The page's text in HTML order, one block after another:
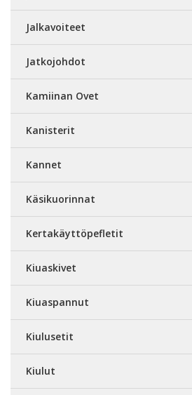
Jalkavoiteet
Jatkojohdot
Kamiinan Ovet
Kanisterit
Kannet
Käsikuorinnat
Kertakäyttöpefletit
Kiuaskivet
Kiuaspannut
Kiulusetit
Kiulut